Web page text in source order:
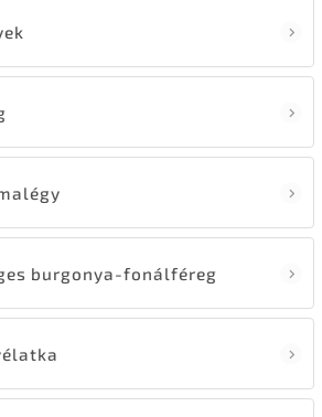
burgonya-fonálféreg